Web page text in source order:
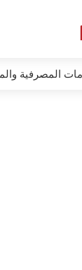
المصرفية